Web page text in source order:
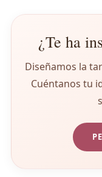
¿Te ha
Diseñamos la
Cuéntanos tu